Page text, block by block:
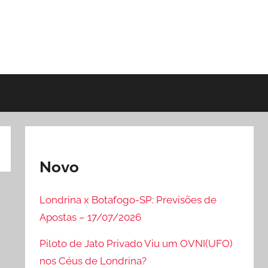
Novo
Londrina x Botafogo-SP: Previsões de
Apostas – 17/07/2026
Piloto de Jato Privado Viu um OVNI(UFO)
nos Céus de Londrina?